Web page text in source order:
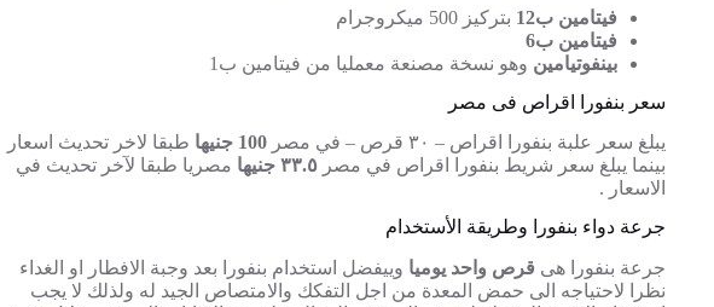
فيتامين ب12
بتركيز 500 ميكروجرام
فيتامين ب6
بينفوتيامين وهو نسخة مصنعة معمليا من فيتامين ب1
سعر بنفورا اقراص فى مصر
يبلغ سعر علبة بنفورا اقراص – ٣٠ قرص – في مصر
100 جنيها
طبقا لاخر تحديث اسعار
بينما يبلغ سعر شريط بنفورا اقراص في مصر
مصريا طبقا لآخر تحديث في
الاسعار .
جرعة دواء بنفورا وطريقة الأستخدام
جرعة بنفورا هى قرص واحد يوميا وييفضل استخدام بنفورا بعد وجبة الافطار او الغداء
نظرا لاحتياجه الى حمض المعدة من اجل التفكك والامتصاص الجيد له ولذلك لا يجب